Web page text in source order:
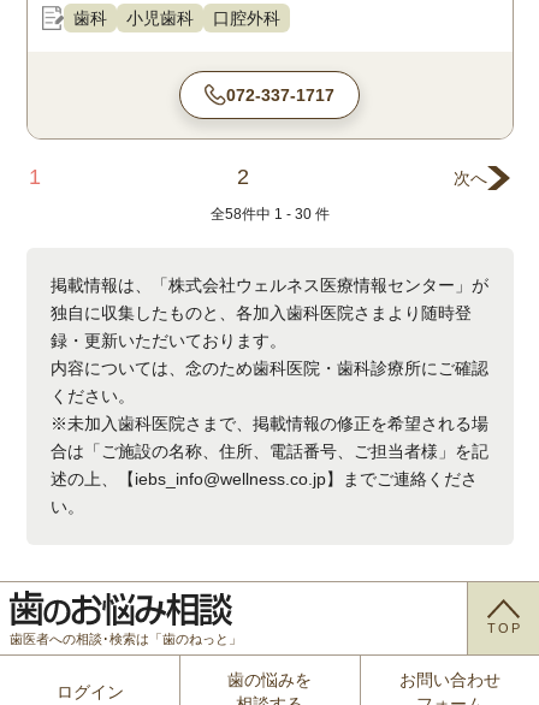
歯科
小児歯科 口腔外科
072-337-1717
1 2 次へ
全58件中 1 - 30 件
掲載情報は、「株式会社ウェルネス医療情報センター」が
独自に収集したものと、各加入歯科医院さまより随時登
録・更新いただいております。
内容については、念のため歯科医院・歯科診療所にご確認
ください。
※未加入歯科医院さまで、掲載情報の修正を希望される場
合は「ご施設の名称、住所、電話番号、ご担当者様」を記
述の上、【iebs_info@wellness.co.jp】までご連絡くださ
い。
歯医者への相談･検索は「歯のねっと」
TOP
ログイン
歯の悩みを
お問い合わせ